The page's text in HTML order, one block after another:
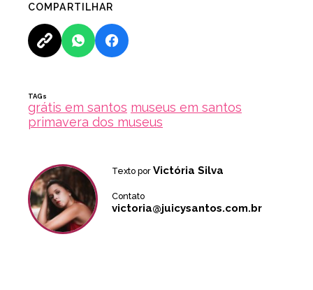
COMPARTILHAR
TAGs
grátis em santos museus em santos
primavera dos museus
Texto por Victória Silva
Contato
victoria@juicysantos.com.br